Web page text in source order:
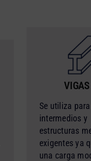
Se utiliza
intermedios y
estructuras
exigentes ya
una carga